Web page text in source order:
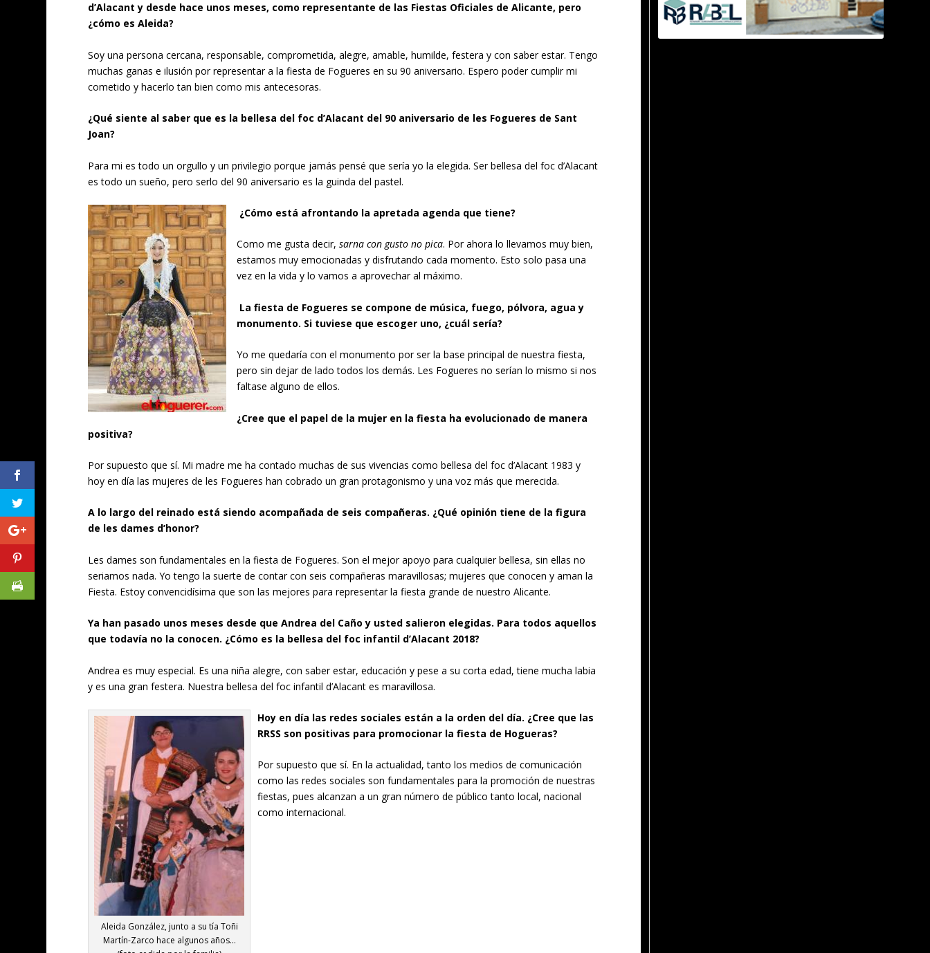
d’Alacant y desde hace unos meses, como representante de las Fiestas Oficiales de Alicante, pero
¿cómo es Aleida?
Soy una persona cercana, responsable, comprometida, alegre, amable, humilde, festera y con saber estar. Tengo
muchas ganas e ilusión por representar a la fiesta de Fogueres en su 90 aniversario. Espero poder cumplir mi
cometido y hacerlo tan bien como mis antecesoras.
¿Qué siente al saber que es la bellesa del foc d’Alacant del 90 aniversario de les Fogueres de Sant
Joan?
Para mi es todo un orgullo y un privilegio porque jamás pensé que sería yo la elegida. Ser bellesa del foc d’Alacant
es todo un sueño, pero serlo del 90 aniversario es la guinda del pastel.
¿Cómo está afrontando la apretada agenda que tiene?
Como me gusta decir,sarna con gusto no pica. Por ahora lo llevamos muy bien,
estamos muy emocionadas y disfrutando cada momento. Esto solo pasa una
vez en la vida y lo vamos a aprovechar al máximo.
La fiesta de Fogueres se compone de música, fuego, pólvora, agua y
monumento. Si tuviese que escoger uno, ¿cuál sería?
Yo me quedaría con el monumento por ser la base principal de nuestra fiesta,
pero sin dejar de lado todos los demás. Les Fogueres no serían lo mismo si nos
faltase alguno de ellos.
¿Cree que el papel de la mujer en la fiesta ha evolucionado de manera
positiva?
Por supuesto que sí. Mi madre me ha contado muchas de sus vivencias como bellesa del foc d’Alacant 1983 y
hoy en día las mujeres de les Fogueres han cobrado un gran protagonismo y una voz más que merecida.
A lo largo del reinado está siendo acompañada de seis compañeras. ¿Qué opinión tiene de la figura
de les dames d’honor?
Les dames son fundamentales en la fiesta de Fogueres. Son el mejor apoyo para cualquier bellesa, sin ellas no
seriamos nada. Yo tengo la suerte de contar con seis compañeras maravillosas; mujeres que conocen y aman la
Fiesta. Estoy convencidísima que son las mejores para representar la fiesta grande de nuestro Alicante.
Ya han pasado unos meses desde que Andrea del Caño y usted salieron elegidas. Para todos aquellos
que todavía no la conocen. ¿Cómo es la bellesa del foc infantil d’Alacant 2018?
Andrea es muy especial. Es una niña alegre, con saber estar, educación y pese a su corta edad, tiene mucha labia
y es una gran festera. Nuestra bellesa del foc infantil d’Alacant es maravillosa.
Aleida González, junto a su tía Toñi
Martín-Zarco hace algunos años…
Hoy en día las redes sociales están a la orden del día. ¿Cree que las
RRSS son positivas para promocionar la fiesta de Hogueras?
Por supuesto que sí. En la actualidad, tanto los medios de comunicación
como las redes sociales son fundamentales para la promoción de nuestras
fiestas, pues alcanzan a un gran número de público tanto local, nacional
como internacional.